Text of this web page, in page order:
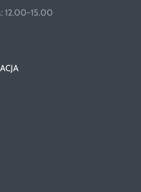
12.00-15.00